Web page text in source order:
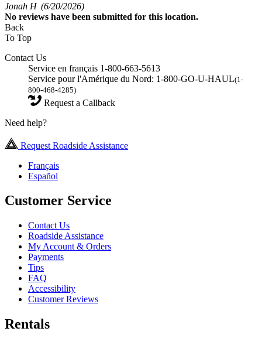
Jonah H (6/20/2026)
No reviews have been submitted for this location.
Back
To Top
Contact Us
Service en français 1-800-663-5613
Service pour l'Amérique du Nord: 1-800-GO-U-HAUL(1-
800-468-4285)
Request a Callback
Need help?
Request Roadside Assistance
Français
Español
Customer Service
Contact Us
Roadside Assistance
My Account & Orders
Payments
Tips
FAQ
Accessibility
Customer Reviews
Rentals